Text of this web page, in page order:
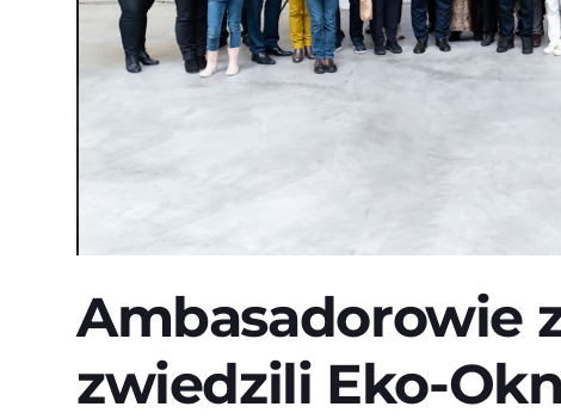
Ambasadorowie
zwiedzili Eko-